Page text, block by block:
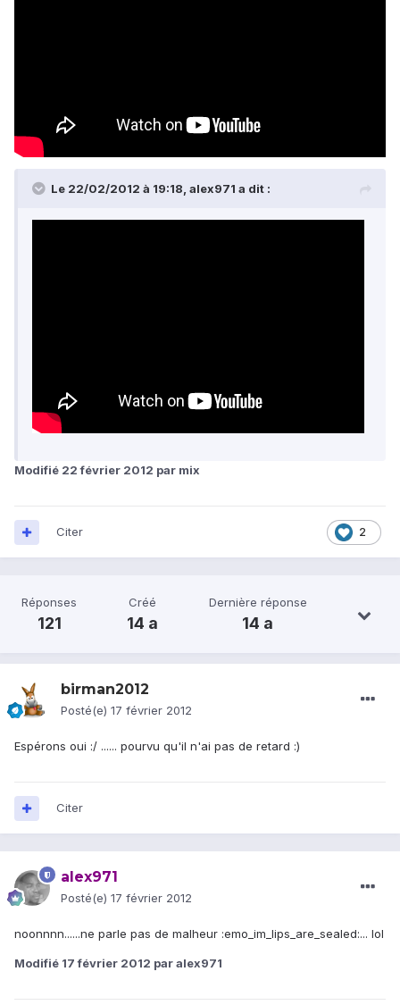
Le 22/02/2012 à 19:18, alex971 a dit :
Modifié 22 février 2012 par mix
2
Citer
Réponses
121
Créé
14 a
Dernière réponse
14 a
birman2012
Posté(e) 17 février 2012
Espérons oui :/ ...... pourvu qu'il n'ai pas de retard :)
Citer
alex971
Posté(e) 17 février 2012
noonnnn......ne parle pas de malheur :emo_im_lips_are_sealed:... lol
Modifié 17 février 2012 par alex971